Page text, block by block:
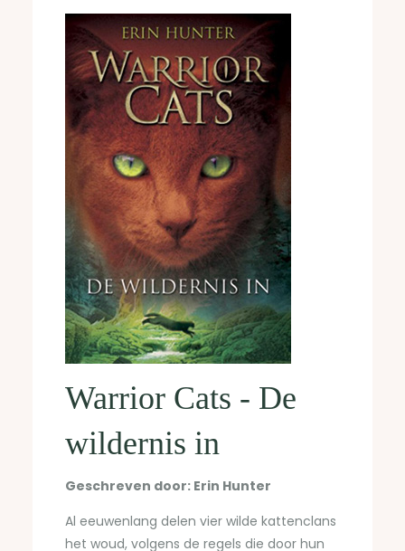
Warrior Cats - De
wildernis in
Geschreven door: Erin Hunter
Al eeuwenlang delen vier wilde kattenclans
het woud, volgens de regels die door hun